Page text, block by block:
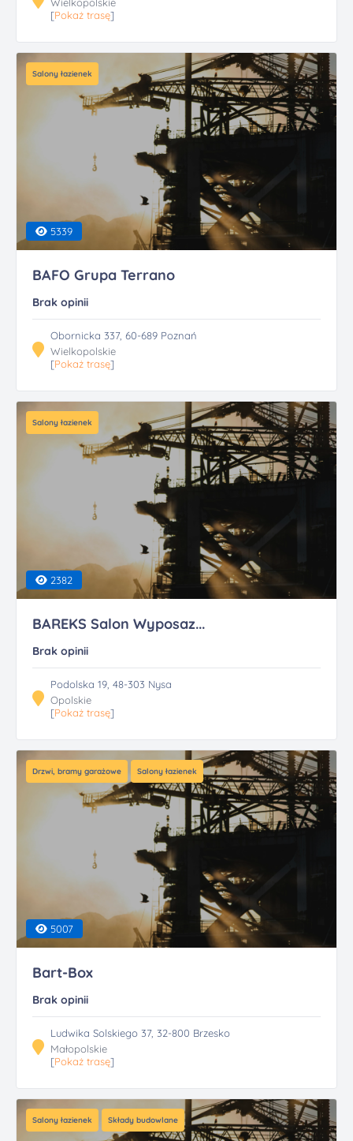
[Pokaż trasę]
Salony łazienek
5339
BAFO Grupa Terrano
Brak opinii
Obornicka 337, 60-689 Poznań
Wielkopolskie
[Pokaż trasę]
Salony łazienek
2382
BAREKS Salon Wyposaz...
Brak opinii
Podolska 19, 48-303 Nysa
Opolskie
[Pokaż trasę]
Drzwi, bramy garażowe Salony łazienek
5007
Bart-Box
Brak opinii
Ludwika Solskiego 37, 32-800 Brzesko
Małopolskie
[Pokaż trasę]
Salony łazienek Składy budowlane